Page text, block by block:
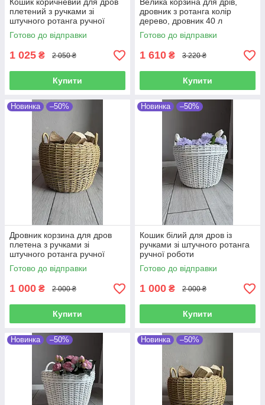
Кошик коричневий для дров
плетений з ручками зі
штучного ротанга ручної
роботи 20 л
Готово до відправки
1 025 ₴ 2 050 ₴
Купити
Велика корзина для дрів,
дровник з ротанга колір
дерево, дровник 40 л
Готово до відправки
1 610 ₴ 3 220 ₴
Купити
Новинка –50%
Дровник корзина для дров
плетена з ручками зі
штучного ротанга ручної
роботи 20 л
Готово до відправки
1 000 ₴ 2 000 ₴
Купити
Новинка –50%
Кошик білий для дров із
ручками зі штучного ротанга
ручної роботи
Готово до відправки
1 000 ₴ 2 000 ₴
Купити
Новинка –50% Новинка –50%